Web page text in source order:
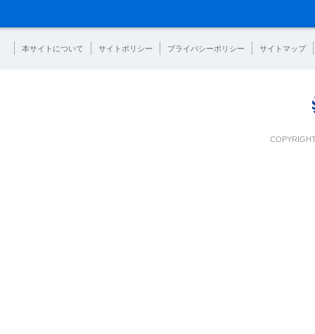
本サイトについて サイトポリシー プライバシーポリシー サイトマップ